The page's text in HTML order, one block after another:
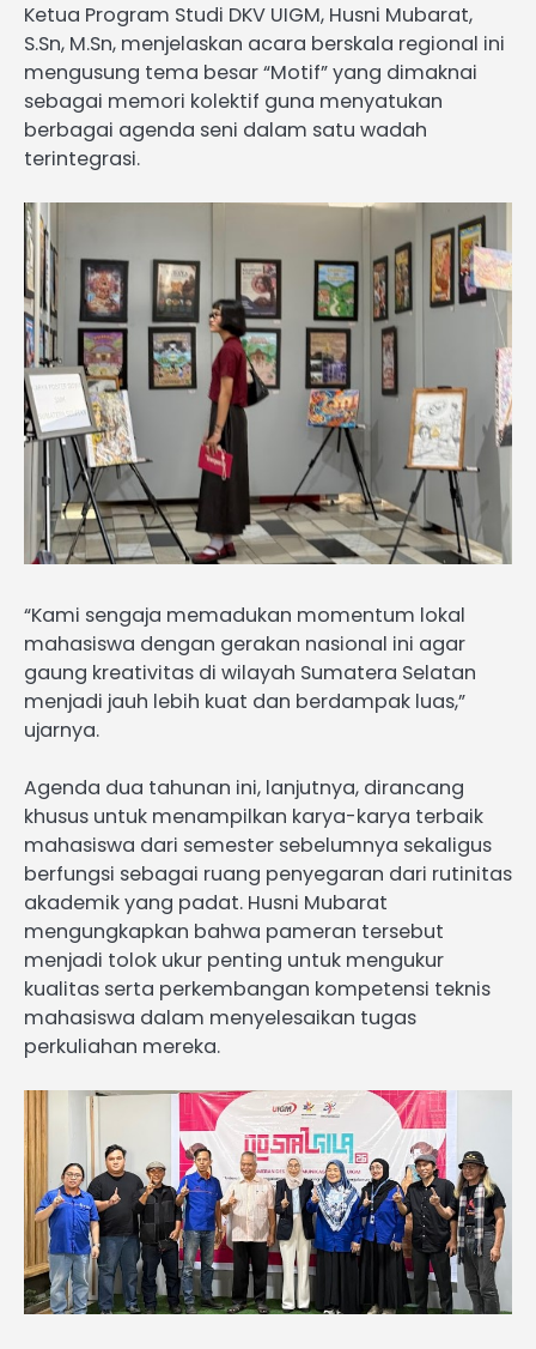
Ketua Program Studi DKV UIGM, Husni Mubarat,
S.Sn, M.Sn, menjelaskan acara berskala regional ini
mengusung tema besar “Motif” yang dimaknai
sebagai memori kolektif guna menyatukan
berbagai agenda seni dalam satu wadah
terintegrasi.
“Kami sengaja memadukan momentum lokal
mahasiswa dengan gerakan nasional ini agar
gaung kreativitas di wilayah Sumatera Selatan
menjadi jauh lebih kuat dan berdampak luas,”
ujarnya.
Agenda dua tahunan ini, lanjutnya, dirancang
khusus untuk menampilkan karya-karya terbaik
mahasiswa dari semester sebelumnya sekaligus
berfungsi sebagai ruang penyegaran dari rutinitas
akademik yang padat. Husni Mubarat
mengungkapkan bahwa pameran tersebut
menjadi tolok ukur penting untuk mengukur
kualitas serta perkembangan kompetensi teknis
mahasiswa dalam menyelesaikan tugas
perkuliahan mereka.